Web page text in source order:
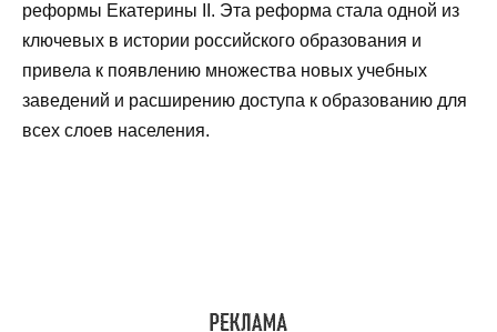
реформы Екатерины II. Эта реформа стала одной из
ключевых в истории российского образования и
привела к появлению множества новых учебных
заведений и расширению доступа к образованию для
всех слоев населения.